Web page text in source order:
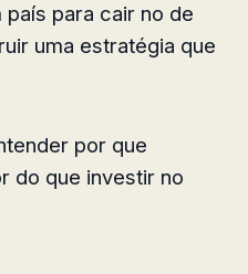
para cair no de
uma estratégia que
por que
do que investir no